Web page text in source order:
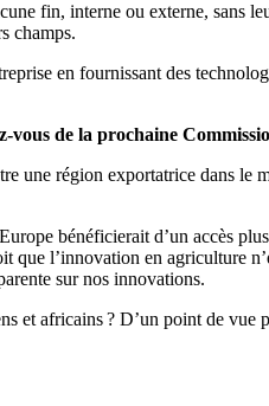
fin, interne ou externe, sans
champs.
en fournissant des
de la prochaine
une région exportatrice dans le
bénéficierait d’un accès
que l’innovation en agriculture
sur nos innovations.
et africains ? D’un point de vue